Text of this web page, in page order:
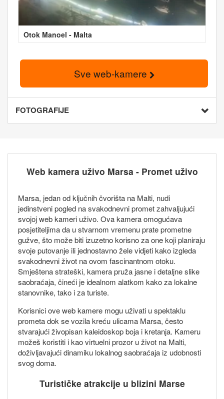
Otok Manoel - Malta
Sve web-kamere
FOTOGRAFIJE
Web kamera uživo Marsa - Promet uživo
Marsa, jedan od ključnih čvorišta na Malti, nudi
jedinstveni pogled na svakodnevni promet zahvaljujući
svojoj web kameri uživo. Ova kamera omogućava
posjetiteljima da u stvarnom vremenu prate prometne
gužve, što može biti izuzetno korisno za one koji planiraju
svoje putovanje ili jednostavno žele vidjeti kako izgleda
svakodnevni život na ovom fascinantnom otoku.
Smještena strateški, kamera pruža jasne i detaljne slike
saobraćaja, čineći je idealnom alatkom kako za lokalne
stanovnike, tako i za turiste.
Korisnici ove web kamere mogu uživati u spektaklu
prometa dok se vozila kreću ulicama Marsa, često
stvarajući živopisan kaleidoskop boja i kretanja. Kameru
možeš koristiti i kao virtuelni prozor u život na Malti,
doživljavajući dinamiku lokalnog saobraćaja iz udobnosti
svog doma.
Turističke atrakcije u blizini Marse